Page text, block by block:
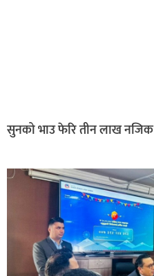
सुनको भाउ फेरि तीन लाख नजिक